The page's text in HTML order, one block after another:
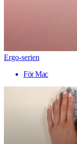
Ergo-serien
För Mac